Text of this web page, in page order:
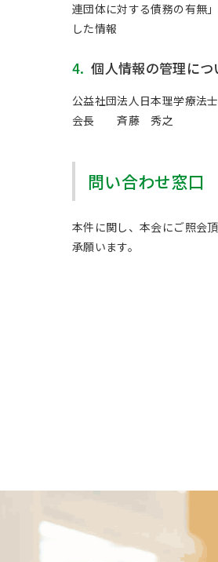
連団体に対する債務の有無
した情報
4. 個人情報の管理に
公益社団法人日本理学療法
会長 斉藤 秀之
問い合わせ窓口
本件に関し、本会にご照会
承願います。